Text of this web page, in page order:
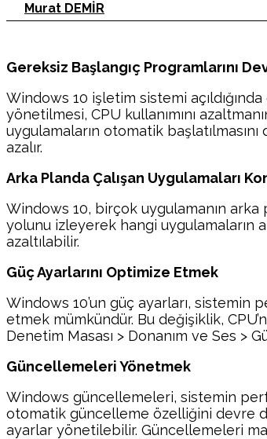
Murat DEMİR
Gereksiz Başlangıç Programlarını
Windows 10 işletim sistemi
yönetilmesi, CPU kullanımını
uygulamaların otomatik
azalır.
Arka Planda Çalışan Uygulamaları
Windows 10, birçok uygulamanın arka
yolunu izleyerek hangi uygulamaların
azaltılabilir.
Güç Ayarlarını Optimize Etmek
Windows 10’un güç ayarları, sistemin
etmek mümkündür. Bu değişiklik,
Denetim Masası > Donanım ve Ses >
Güncellemeleri Yönetmek
Windows güncellemeleri, sistemin
otomatik güncelleme özelliğini devre
ayarlar yönetilebilir. Güncellemeleri